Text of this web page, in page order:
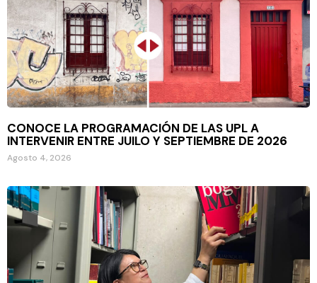
CONOCE LA PROGRAMACIÓN DE LAS UPL A
INTERVENIR ENTRE JUILO Y SEPTIEMBRE DE 2026
Agosto 4, 2026